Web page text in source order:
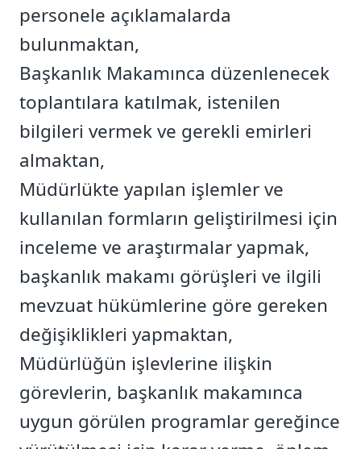
personele açıklamalarda
bulunmaktan,
Başkanlık Makamınca düzenlenecek
toplantılara katılmak, istenilen
bilgileri vermek ve gerekli emirleri
almaktan,
Müdürlükte yapılan işlemler ve
kullanılan formların geliştirilmesi için
inceleme ve araştırmalar yapmak,
başkanlık makamı görüşleri ve ilgili
mevzuat hükümlerine göre gereken
değişiklikleri yapmaktan,
Müdürlüğün işlevlerine ilişkin
görevlerin, başkanlık makamınca
uygun görülen programlar gereğince